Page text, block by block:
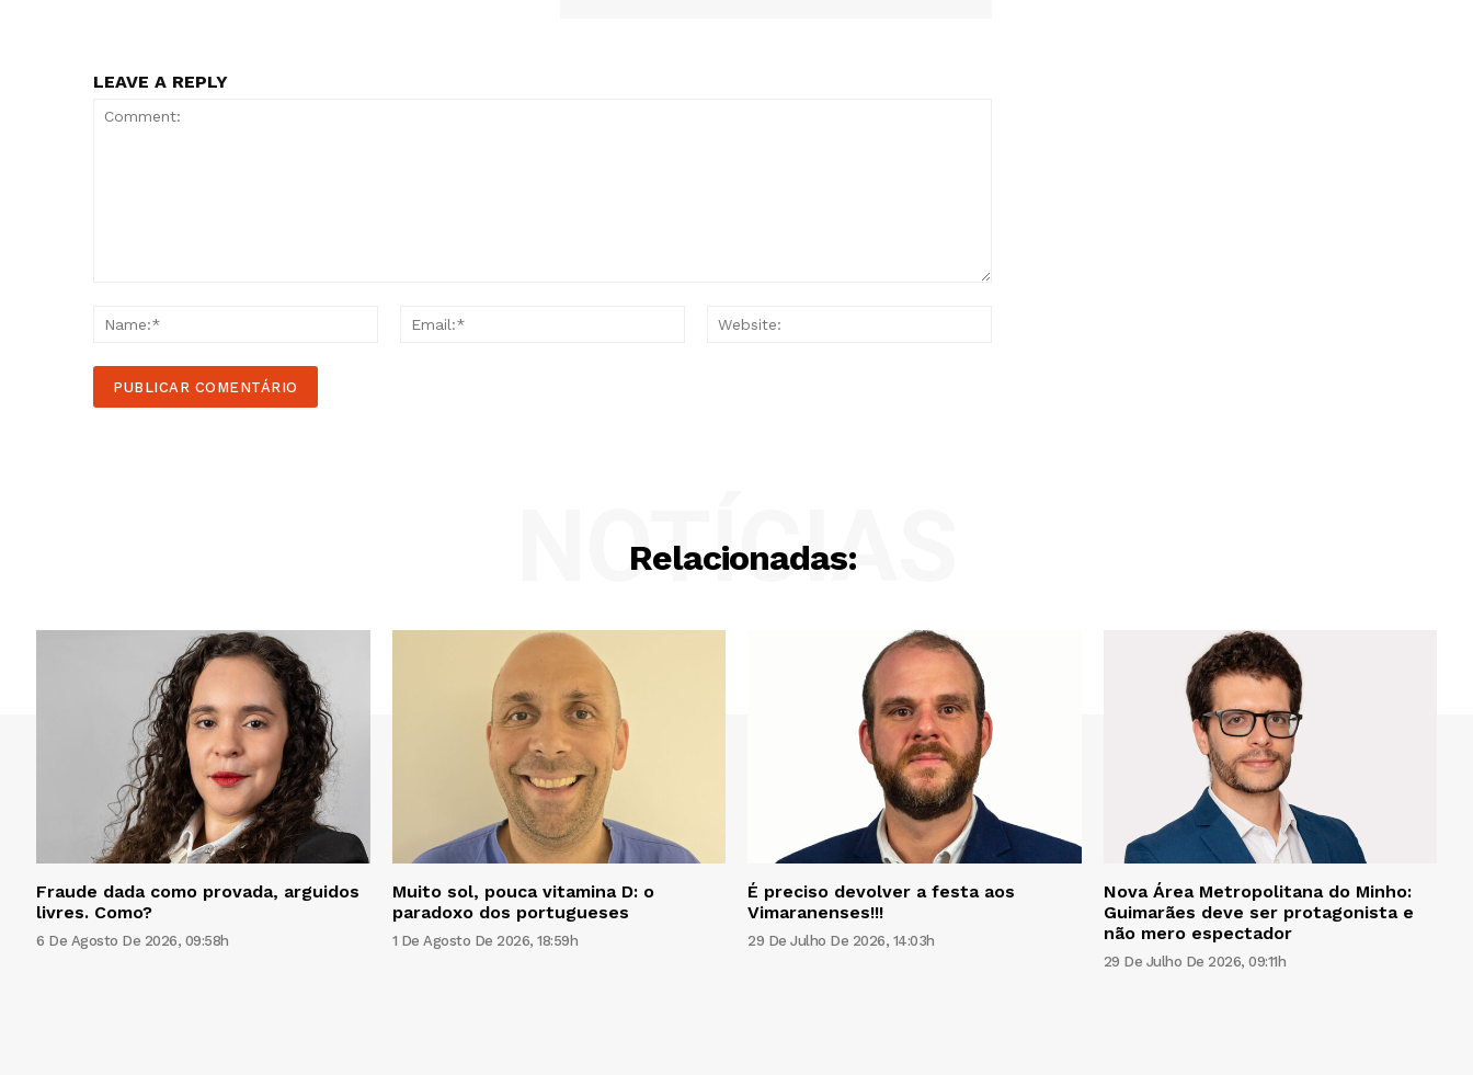
LEAVE A REPLY
Name:*
Email:*
Relacionadas:
NOTÍCIAS
Fraude dada como provada, arguidos
livres. Como?
6 De Agosto De 2026, 09:58h
Muito sol, pouca vitamina D: o
paradoxo dos portugueses
1 De Agosto De 2026, 18:59h
É preciso devolver a festa aos
Vimaranenses!!!
29 De Julho De 2026, 14:03h
Nova Área Metropolitana do Minho:
Guimarães deve ser protagonista e
não mero espectador
29 De Julho De 2026, 09:11h